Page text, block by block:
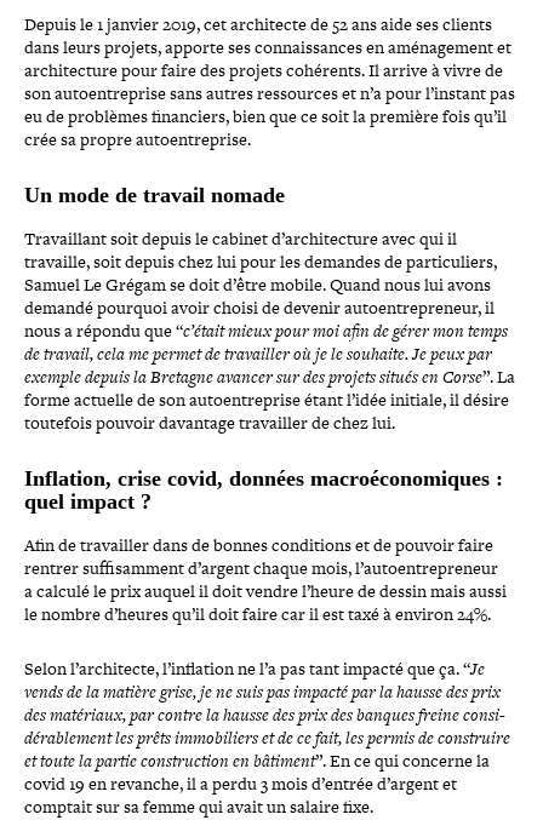
Depuis le 1 janvier 2019, cet archi­tecte de 52 ans aide ses clients
dans leurs projets, apporte ses connais­sances en amé­na­ge­ment et
archi­tec­ture pour faire des projets cohérents. Il arrive à vivre de
son autoen­tre­prise sans autres res­sources et n’a pour l’instant pas
eu de problèmes finan­ciers, bien que ce soit la première fois qu’il
crée sa propre autoentreprise.
Un mode de travail nomade
Travaillant soit depuis le cabinet d’architecture avec qui il
travaille, soit depuis chez lui pour les demandes de par­ti­cu­liers,
Samuel Le Grégam se doit d’être mobile. Quand nous lui avons
demandé pourquoi avoir choisi de devenir autoen­tre­pre­neur, il
nous a répondu que “c’était mieux pour moi afin de gérer mon temps
de travail, cela me permet de tra­vailler où je le souhaite. Je peux par
exemple depuis la Bretagne avancer sur des projets situés en Corse”. La
forme actuelle de son autoen­tre­prise étant l’idée initiale, il désire
toutefois pouvoir davantage tra­vailler de chez lui.
Inflation, crise covid, données macroé­co­no­miques :
quel impact ?
Afin de tra­vailler dans de bonnes condi­tions et de pouvoir faire
rentrer suf­fi­sam­ment d’argent chaque mois, l’autoentrepreneur
a calculé le prix auquel il doit vendre l’heure de dessin mais aussi
le nombre d’heures qu’il doit faire car il est taxé à environ 24%.
Selon l’ar­chi­tecte, l’inflation ne l’a pas tant impacté que ça. “Je
vends de la matière grise, je ne suis pas impacté par la hausse des prix
des matériaux, par contre la hausse des prix des banques freine consi­
dé­ra­ble­ment les prêts immo­bi­liers et de ce fait, les permis de construire
et toute la partie construc­tion en bâtiment”. En ce qui concerne la
covid 19 en revanche, il a perdu 3 mois d’entrée d’argent et
comptait sur sa femme qui avait un salaire fixe.